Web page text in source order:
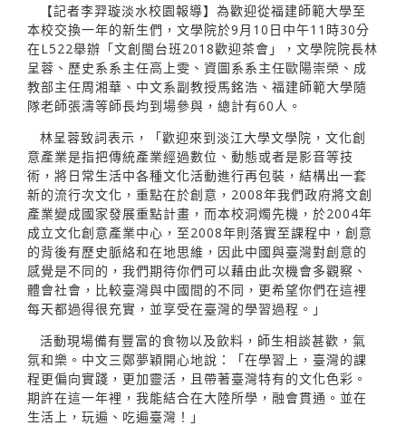
【記者李羿璇淡水校園報導】為歡迎從福建師範大學至
本校交換一年的新生們，文學院於9月10日中午11時30分
在L522舉辦「文創閩台班2018歡迎茶會」，文學院院長林
呈蓉、歷史系系主任高上雯、資圖系系主任歐陽崇榮、成
教部主任周湘華、中文系副教授馬銘浩、福建師範大學隨
隊老師張濤等師長均到場參與，總計有60人。
林呈蓉致詞表示，「歡迎來到淡江大學文學院，文化創
意產業是指把傳統產業經過數位、動態或者是影音等技
術，將日常生活中各種文化活動進行再包裝，結構出一套
新的流行次文化，重點在於創意，2008年我們政府將文創
產業變成國家發展重點計畫，而本校洞燭先機，於2004年
成立文化創意產業中心，至2008年則落實至課程中，創意
的背後有歷史脈絡和在地思維，因此中國與臺灣對創意的
感覺是不同的，我們期待你們可以藉由此次機會多觀察、
體會社會，比較臺灣與中國間的不同，更希望你們在這裡
每天都過得很充實，並享受在臺灣的學習過程。」
活動現場備有豐富的食物以及飲料，師生相談甚歡，氣
氛和樂。中文三鄭夢穎開心地說：「在學習上，臺灣的課
程更偏向實踐，更加靈活，且帶著臺灣特有的文化色彩。
期許在這一年裡，我能結合在大陸所學，融會貫通。並在
生活上，玩遍、吃遍臺灣！」